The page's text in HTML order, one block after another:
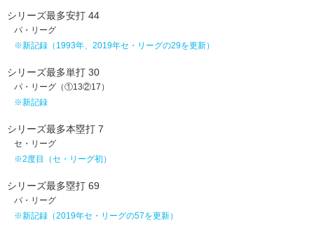
シリーズ最多安打 44
パ・リーグ
※新記録（1993年、2019年セ・リーグの29を更新）
シリーズ最多単打 30
パ・リーグ（①13②17）
※新記録
シリーズ最多本塁打 7
セ・リーグ
※2度目（セ・リーグ初）
シリーズ最多塁打 69
パ・リーグ
※新記録（2019年セ・リーグの57を更新）